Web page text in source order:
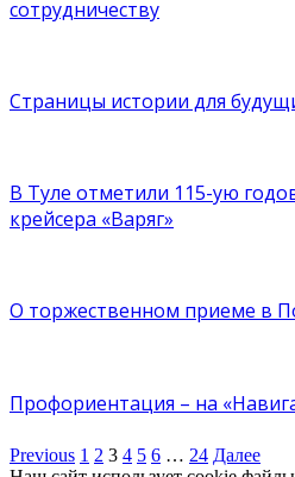
сотрудничеству
Страницы истории для
В Туле отметили 115-ую
крейсера «Варяг»
О торжественном приеме в
Профориентация – на
Previous 1 2 3 4 5 6 … 24 Далее